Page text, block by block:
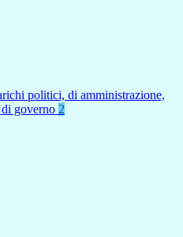
politici, di amministrazione,
governo 2